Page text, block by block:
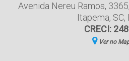
Avenida Nereu Ramos, 3365
Itapema, SC,
CRECI:
Ver no